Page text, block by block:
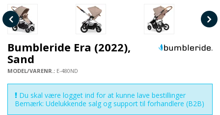
Bumbleride Era (2022),
Sand
MODEL/VARENR.: E-480ND
Du skal være logget ind for at kunne lave bestillinger
Bemærk: Udelukkende salg og support til forhandlere (B2B)